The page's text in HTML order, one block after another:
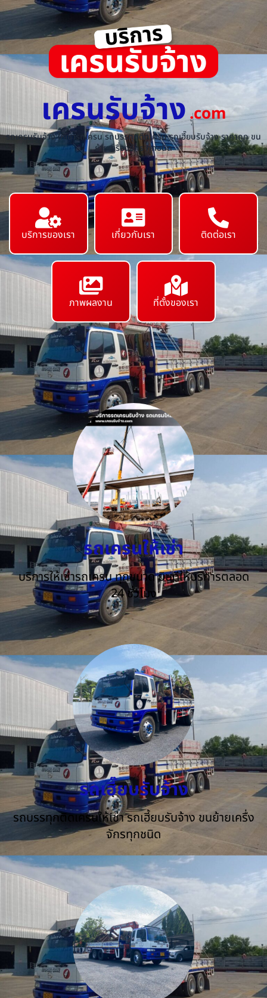
เครนรับจ้าง.com
รถเครนรับจ้าง ให้เช่ารถเครน รถบรรทุกติดเครน รถเฮี๊ยบรับจ้าง ราคาถูก ขน
ย้ายเครื่องจักร ทุกชนิด
บริการของเรา เกี่ยวกับเรา ติดต่อเรา
ภาพผลงาน ที่ตั้งของเรา
รถเครนให้เช่า
บริการให้เช่ารถเครน ทุกขนาด ยินดีให้บริการตลอด
24 ชั่วโมง
รถเฮี๊ยบรับจ้าง
รถบรรทุกติดเครนให้เช่า รถเฮี้ยบรับจ้าง ขนย้ายเครื่ง
จักรทุกชนิด